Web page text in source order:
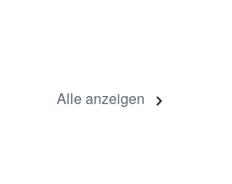
Alle anzeigen